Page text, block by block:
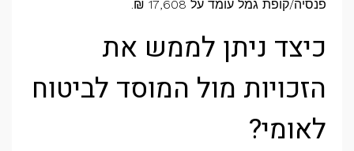
פנסיה/קופת גמל עומד על 17,608 ₪.
כיצד ניתן לממש את
הזכויות מול המוסד לביטוח
לאומי?